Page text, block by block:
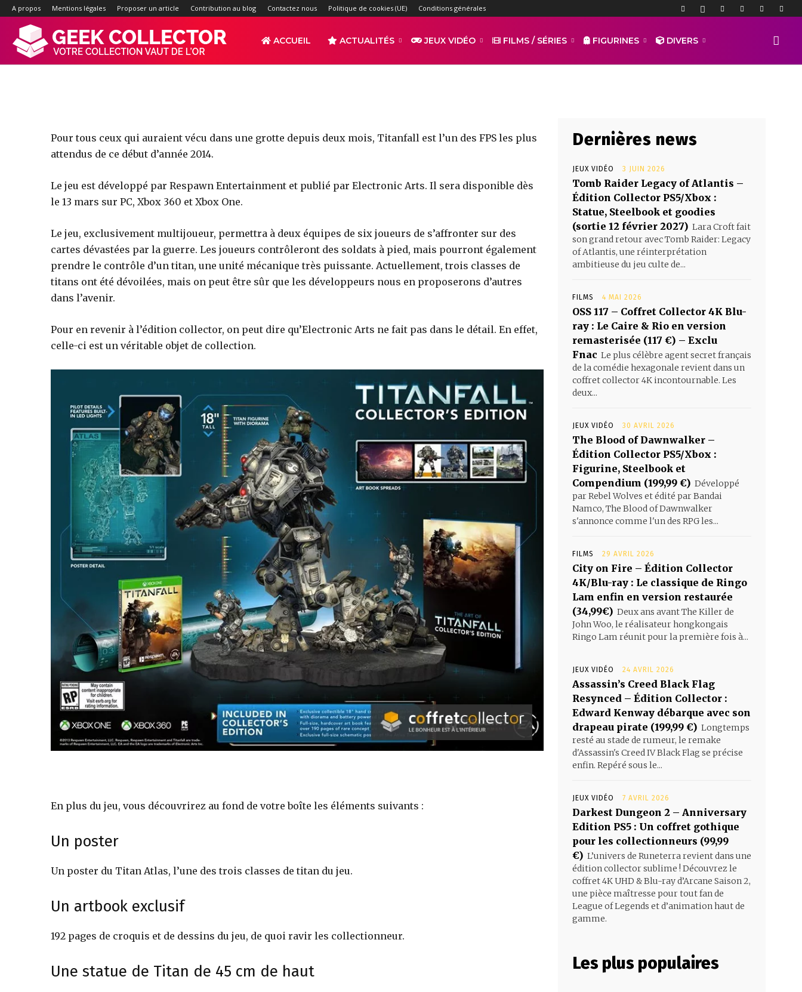
A propos Mentions légales Proposer un article Contribution au blog Contactez nous Politique de cookies (UE) Conditions générales
:
Site
d'actualités
des
éditions
steelbook,
spéciales
de
vidéo,
films,
série
figurines,
ACCUEIL ACTUALITÉS JEUX VIDÉO FILMS / SÉRIES FIGURINES DIVERS
L’édition collector de TitanFall
par ALCHERAR - 2677 0
Pour tous ceux qui auraient vécu dans une grotte depuis deux mois, Titanfall est l’un des FPS les plus
attendus de ce début d’année 2014.
Le jeu est développé par Respawn Entertainment et publié par Electronic Arts. Il sera disponible dès
le 13 mars sur PC, Xbox 360 et Xbox One.
Le jeu, exclusivement multijoueur, permettra à deux équipes de six joueurs de s’affronter sur des
cartes dévastées par la guerre. Les joueurs contrôleront des soldats à pied, mais pourront également
prendre le contrôle d’un titan, une unité mécanique très puissante. Actuellement, trois classes de
titans ont été dévoilées, mais on peut être sûr que les développeurs nous en proposerons d’autres
dans l’avenir.
Pour en revenir à l’édition collector, on peut dire qu’Electronic Arts ne fait pas dans le détail. En effet,
celle-ci est un véritable objet de collection.
En plus du jeu, vous découvrirez au fond de votre boîte les éléments suivants :
Un poster
Un poster du Titan Atlas, l’une des trois classes de titan du jeu.
Un artbook exclusif
192 pages de croquis et de dessins du jeu, de quoi ravir les collectionneur.
Une statue de Titan de 45 cm de haut
Dernières news
JEUX VIDÉO 3 JUIN 2026
Tomb Raider Legacy of Atlantis –
Édition Collector PS5/Xbox :
Statue, Steelbook et goodies
(sortie 12 février 2027) Lara Croft fait
son grand retour avec Tomb Raider: Legacy
of Atlantis, une réinterprétation
ambitieuse du jeu culte de...
FILMS 4 MAI 2026
OSS 117 – Coffret Collector 4K Blu-
ray : Le Caire & Rio en version
remasterisée (117 €) – Exclu
Fnac Le plus célèbre agent secret français
de la comédie hexagonale revient dans un
coffret collector 4K incontournable. Les
deux...
JEUX VIDÉO 30 AVRIL 2026
The Blood of Dawnwalker –
Édition Collector PS5/Xbox :
Figurine, Steelbook et
Compendium (199,99 €) Développé
par Rebel Wolves et édité par Bandai
Namco, The Blood of Dawnwalker
s'annonce comme l'un des RPG les...
FILMS 29 AVRIL 2026
City on Fire – Édition Collector
4K/Blu-ray : Le classique de Ringo
Lam enfin en version restaurée
(34,99€) Deux ans avant The Killer de
John Woo, le réalisateur hongkongais
Ringo Lam réunit pour la première fois à...
JEUX VIDÉO 24 AVRIL 2026
Assassin’s Creed Black Flag
Resynced – Édition Collector :
Edward Kenway débarque avec son
drapeau pirate (199,99 €) Longtemps
resté au stade de rumeur, le remake
d'Assassin's Creed IV Black Flag se précise
enfin. Repéré sous le...
JEUX VIDÉO 7 AVRIL 2026
Darkest Dungeon 2 – Anniversary
Edition PS5 : Un coffret gothique
pour les collectionneurs (99,99
€) L’univers de Runeterra revient dans une
édition collector sublime ! Découvrez le
coffret 4K UHD & Blu-ray d’Arcane Saison 2,
une pièce maîtresse pour tout fan de
League of Legends et d’animation haut de
gamme.
Les plus populaires